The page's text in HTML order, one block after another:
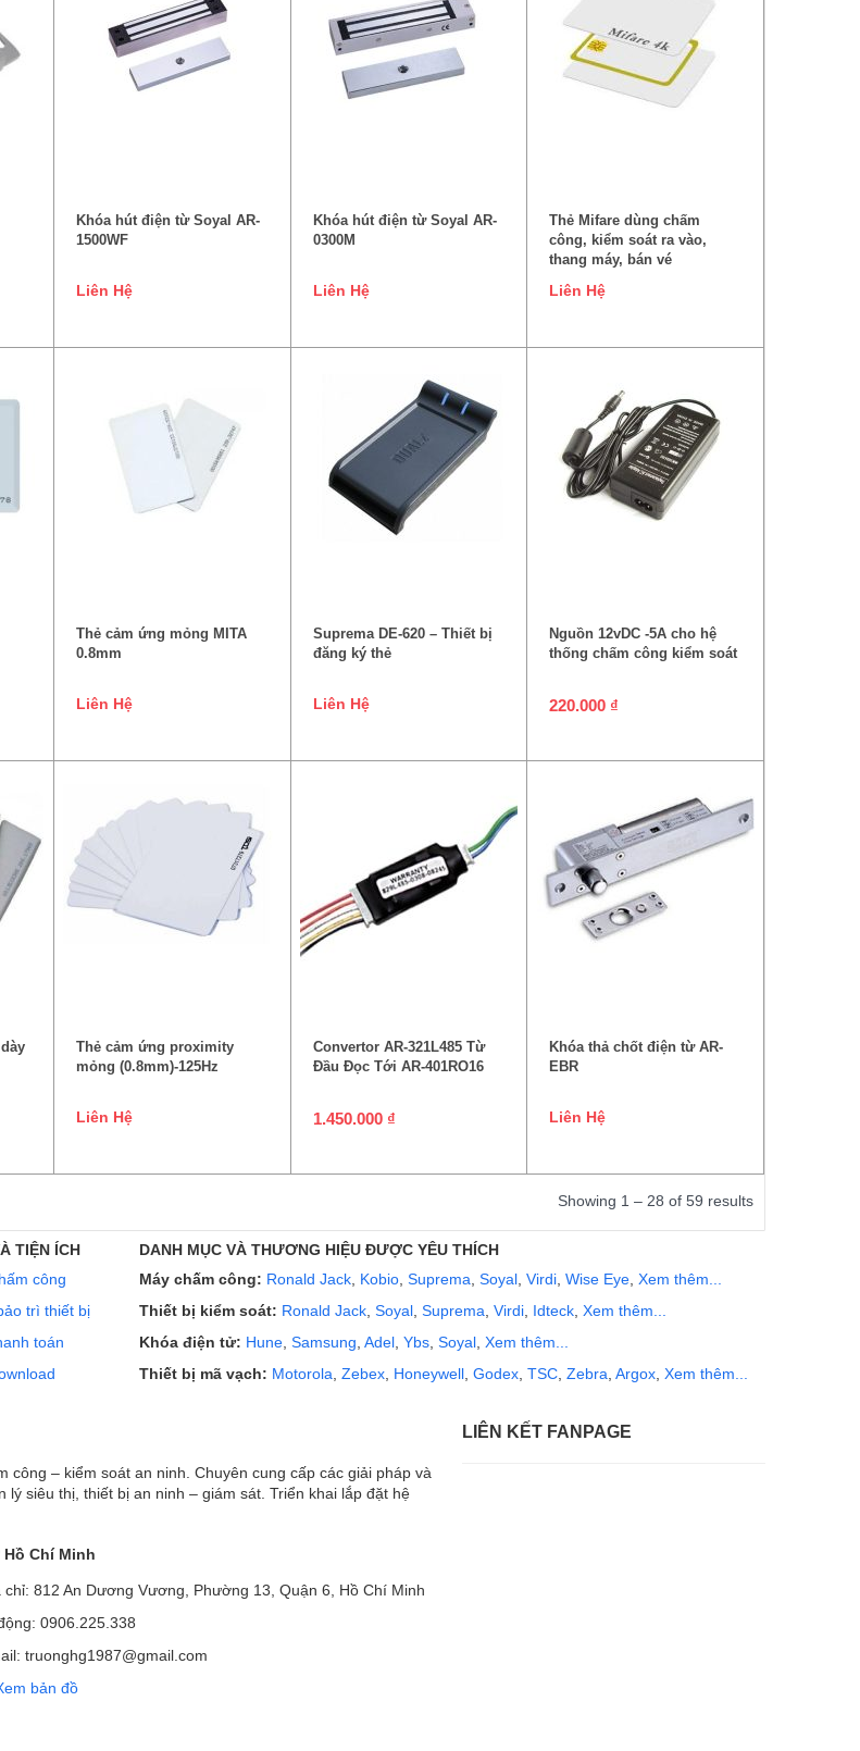
Khóa hút điện từ Soyal AR-
1500WF
Liên Hệ
Khóa hút điện từ Soyal AR-
0300M
Liên Hệ
Thẻ Mifare dùng chấm
công, kiểm soát ra vào,
thang máy, bán vé
Liên Hệ
Thẻ cảm ứng mỏng MITA
0.8mm
Liên Hệ
Suprema DE-620 – Thiết bị
đăng ký thẻ
Liên Hệ
Nguồn 12vDC -5A cho hệ
thống chấm công kiểm soát
220.000 ₫
Thẻ cảm ứng proximity
mỏng (0.8mm)-125Hz
Liên Hệ
Convertor AR-321L485 Từ
Đầu Đọc Tới AR-401RO16
1.450.000 ₫
Khóa thả chốt điện từ AR-
EBR
Liên Hệ
Showing 1 – 28 of 59 results
TIỆN ÍCH
công
trì thiết bị
toán
DANH MỤC VÀ THƯƠNG HIỆU ĐƯỢC YÊU THÍCH
Máy chấm công: Ronald Jack Kobio Suprema Soyal Virdi Wise Eye Xem thêm...
Thiết bị kiểm soát: Ronald Jack Soyal Suprema Virdi Idteck Xem thêm...
Khóa điện tử: Hune Samsung Adel Ybs Soyal Xem thêm...
Thiết bị mã vạch: Motorola Zebex Honeywell Godex TSC Zebra Argox Xem thêm...
– kiểm soát an ninh. Chuyên cung cấp các giải pháp và
siêu thị, thiết bị an ninh – giám sát. Triển khai lắp đặt hệ
Hồ Chí Minh
chỉ: 812 An Dương Vương, Phường 13, Quận 6, Hồ Chí Minh
0906.225.338
truonghg1987@gmail.com
bản đồ
LIÊN KẾT FANPAGE